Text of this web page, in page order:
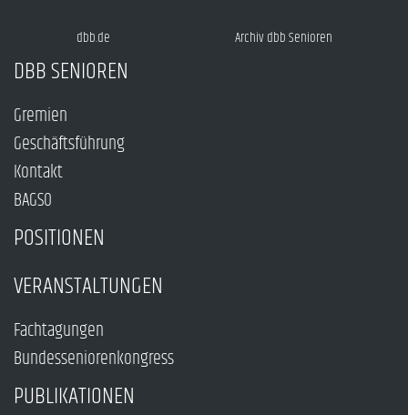
dbb.de Archiv dbb Senioren
DBB SENIOREN
Gremien
Geschäftsführung
Kontakt
BAGSO
POSITIONEN
VERANSTALTUNGEN
Fachtagungen
Bundesseniorenkongress
PUBLIKATIONEN